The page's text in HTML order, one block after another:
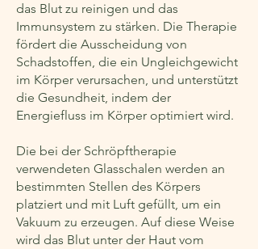
das Blut zu reinigen und das
Immunsystem zu stärken. Die Therapie
fördert die Ausscheidung von
Schadstoffen, die ein Ungleichgewicht
im Körper verursachen, und unterstützt
die Gesundheit, indem der
Energiefluss im Körper optimiert wird.
Die bei der Schröpftherapie
verwendeten Glasschalen werden an
bestimmten Stellen des Körpers
platziert und mit Luft gefüllt, um ein
Vakuum zu erzeugen. Auf diese Weise
wird das Blut unter der Haut vom